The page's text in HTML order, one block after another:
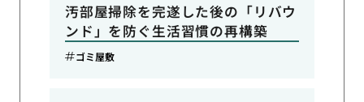
汚部屋掃除を完遂した後の「リバウ
ンド」を防ぐ生活習慣の再構築
ゴミ屋敷